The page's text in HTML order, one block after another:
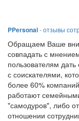
PPersonal- отзывы
Обращаем Ваше
совпадать с
пользователям
с соискателями,
более 60%
работают
"самодуров", либо
отношении